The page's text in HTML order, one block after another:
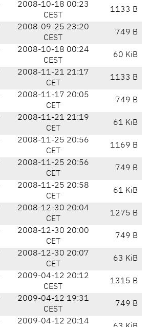
2008-10-18 00:23
CEST
1133 B
2008-09-25 23:20
CEST
749 B
2008-10-18 00:24
CEST
60 KiB
2008-11-21 21:17
CET
1133 B
2008-11-17 20:05
CET
749 B
2008-11-21 21:19
CET
61 KiB
2008-11-25 20:56
CET
1169 B
2008-11-25 20:56
CET
749 B
2008-11-25 20:58
CET
61 KiB
2008-12-30 20:04
CET
1275 B
2008-12-30 20:00
CET
749 B
2008-12-30 20:07
CET
63 KiB
2009-04-12 20:12
CEST
1315 B
2009-04-12 19:31
CEST
749 B
2009-04-12 20:14